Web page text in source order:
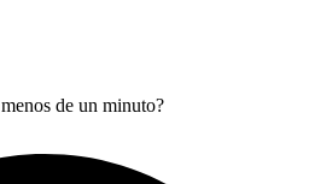
de un minuto?